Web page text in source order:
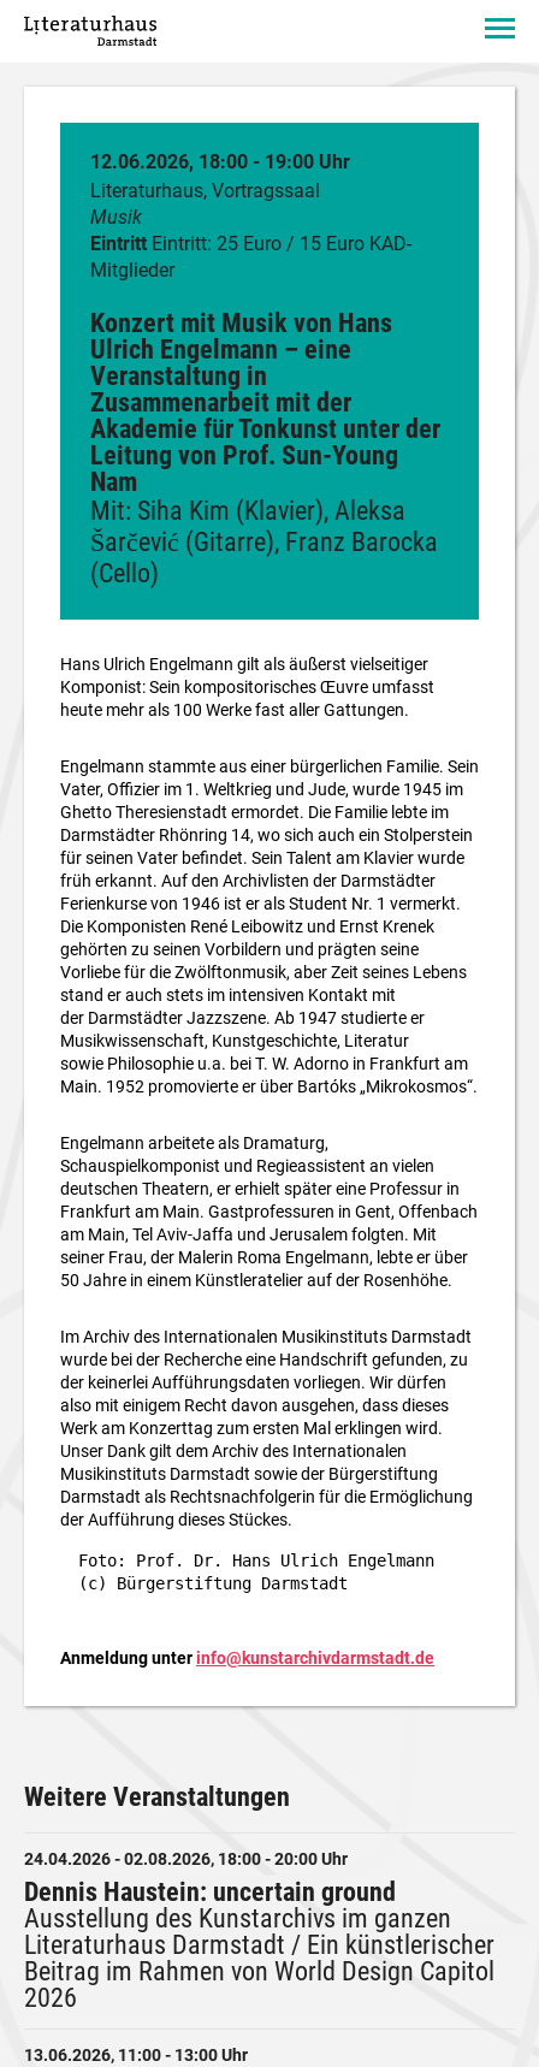
12.06.2026, 18:00 - 19:00 Uhr
Literaturhaus, Vortragssaal
Musik
Eintritt Eintritt: 25 Euro / 15 Euro KAD-
Mitglieder
Konzert mit Musik von Hans
Ulrich Engelmann – eine
Veranstaltung in
Zusammenarbeit mit der
Akademie für Tonkunst unter der
Leitung von Prof. Sun-Young
Nam
Mit: Siha Kim (Klavier), Aleksa
Šarčević (Gitarre), Franz Barocka
(Cello)
Hans Ulrich Engelmann gilt als äußerst vielseitiger
Komponist: Sein kompositorisches Œuvre umfasst
heute mehr als 100 Werke fast aller Gattungen.
Engelmann stammte aus einer bürgerlichen Familie. Sein
Vater, Offizier im 1. Weltkrieg und Jude, wurde 1945 im
Ghetto Theresienstadt ermordet. Die Familie lebte im
Darmstädter Rhönring 14, wo sich auch ein Stolperstein
für seinen Vater befindet. Sein Talent am Klavier wurde
früh erkannt. Auf den Archivlisten der Darmstädter
Ferienkurse von 1946 ist er als Student Nr. 1 vermerkt.
Die Komponisten René Leibowitz und Ernst Krenek
gehörten zu seinen Vorbildern und prägten seine
Vorliebe für die Zwölftonmusik, aber Zeit seines Lebens
stand er auch stets im intensiven Kontakt mit
der Darmstädter Jazzszene. Ab 1947 studierte er
Musikwissenschaft, Kunstgeschichte, Literatur
sowie Philosophie u.a. bei T. W. Adorno in Frankfurt am
Main. 1952 promovierte er über Bartóks „Mikrokosmos“.
Engelmann arbeitete als Dramaturg,
Schauspielkomponist und Regieassistent an vielen
deutschen Theatern, er erhielt später eine Professur in
Frankfurt am Main. Gastprofessuren in Gent, Offenbach
am Main, Tel Aviv-Jaffa und Jerusalem folgten. Mit
seiner Frau, der Malerin Roma Engelmann, lebte er über
50 Jahre in einem Künstleratelier auf der Rosenhöhe.
Im Archiv des Internationalen Musikinstituts Darmstadt
wurde bei der Recherche eine Handschrift gefunden, zu
der keinerlei Aufführungsdaten vorliegen. Wir dürfen
also mit einigem Recht davon ausgehen, dass dieses
Werk am Konzerttag zum ersten Mal erklingen wird.
Unser Dank gilt dem Archiv des Internationalen
Musikinstituts Darmstadt sowie der Bürgerstiftung
Darmstadt als Rechtsnachfolgerin für die Ermöglichung
der Aufführung dieses Stückes.
Foto: Prof. Dr. Hans Ulrich Engelmann
(c) Bürgerstiftung Darmstadt
Anmeldung unterinfo@kunstarchivdarmstadt.de
Weitere Veranstaltungen
24.04.2026 - 02.08.2026, 18:00 - 20:00 Uhr
Dennis Haustein: uncertain ground
Ausstellung des Kunstarchivs im ganzen
Literaturhaus Darmstadt / Ein künstlerischer
Beitrag im Rahmen von World Design Capitol
2026
13.06.2026, 11:00 - 13:00 Uhr